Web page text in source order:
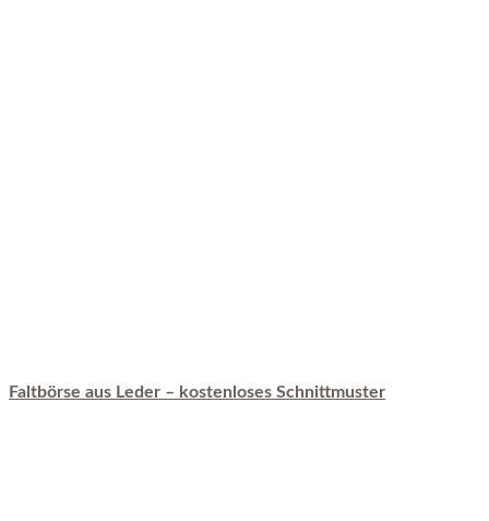
Faltbörse aus Leder – kostenloses Schnittmuster